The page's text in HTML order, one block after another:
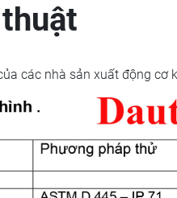
các nhà sản xuất động cơ